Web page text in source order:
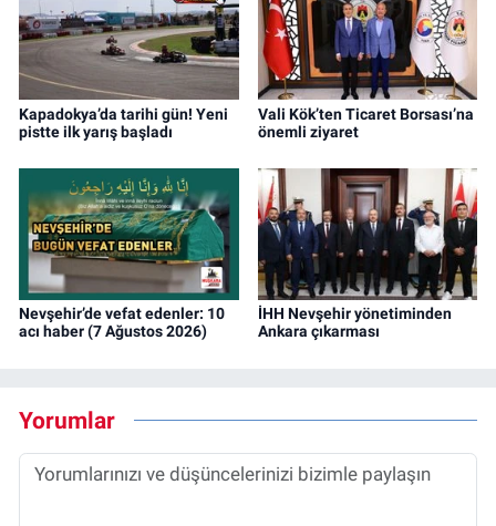
Kapadokya’da tarihi gün! Yeni
pistte ilk yarış başladı
Vali Kök’ten Ticaret Borsası’na
önemli ziyaret
Nevşehir’de vefat edenler: 10
acı haber (7 Ağustos 2026)
İHH Nevşehir yönetiminden
Ankara çıkarması
Yorumlar